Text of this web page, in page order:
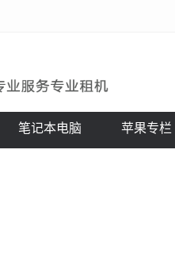
笔记本电脑 苹果专栏